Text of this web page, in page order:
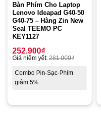
Bàn Phím Cho Laptop
Lenovo Ideapad G40-50
G40-75 – Hàng Zin New
Seal TEEMO PC
KEY1127
252.900₫
Giá niêm yết: 281.000₫
Combo Pin-Sạc-Phím
giảm 5%